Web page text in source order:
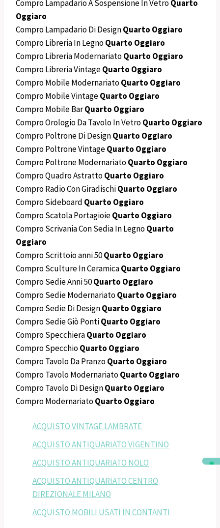
Compro Lampadario A Sospensione In VetroQuarto
Oggiaro
Compro Lampadario Di DesignQuarto Oggiaro
Compro Libreria In LegnoQuarto Oggiaro
Compro Libreria ModernariatoQuarto Oggiaro
Compro Libreria VintageQuarto Oggiaro
Compro Mobile ModernariatoQuarto Oggiaro
Compro Mobile VintageQuarto Oggiaro
Compro Mobile BarQuarto Oggiaro
Compro Orologio Da Tavolo In VetroQuarto Oggiaro
Compro Poltrone Di DesignQuarto Oggiaro
Compro Poltrone VintageQuarto Oggiaro
Compro Poltrone ModernariatoQuarto Oggiaro
Compro Quadro AstrattoQuarto Oggiaro
Compro Radio Con GiradischiQuarto Oggiaro
Compro Sideboard Quarto Oggiaro
Compro Scatola PortagioieQuarto Oggiaro
Compro Scrivania Con Sedia In LegnoQuarto
Oggiaro
Compro Scrittoio anni 50Quarto Oggiaro
Compro Sculture In CeramicaQuarto Oggiaro
Compro Sedie Anni 50Quarto Oggiaro
Compro Sedie ModernariatoQuarto Oggiaro
Compro Sedie Di DesignQuarto Oggiaro
Compro Sedie Giò PontiQuarto Oggiaro
Compro SpecchieraQuarto Oggiaro
Compro SpecchioQuarto Oggiaro
Compro Tavolo Da PranzoQuarto Oggiaro
Compro Tavolo ModernariatoQuarto Oggiaro
Compro Tavolo Di DesignQuarto Oggiaro
Compro ModernariatoQuarto Oggiaro
ACQUISTO VINTAGE LAMBRATE
ACQUISTO ANTIQUARIATO VIGENTINO
ACQUISTO ANTIQUARIATO NOLO
ACQUISTO ANTIQUARIATO CENTRO
DIREZIONALE MILANO
ACQUISTO MOBILI USATI IN CONTANTI